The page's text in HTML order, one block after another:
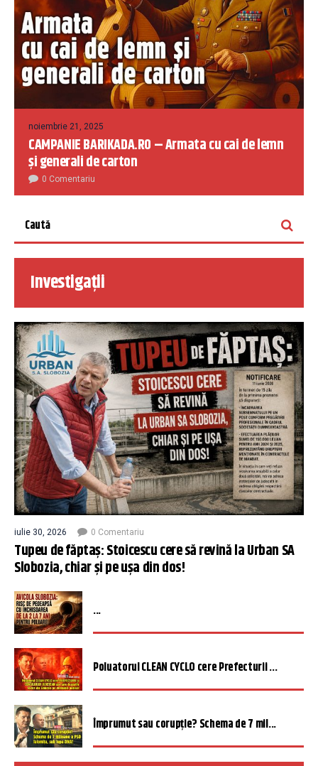
noiembrie 21, 2025
CAMPANIE BARIKADA.RO – Armata cu cai de lemn
și generali de carton
0 Comentariu
Investigații
iulie 30, 2026 0 Comentariu
Tupeu de făptaș: Stoicescu cere să revină la Urban SA
Slobozia, chiar și pe ușa din dos!
...
Poluatorul CLEAN CYCLO cere Prefecturii ...
Împrumut sau corupție? Schema de 7 mil...